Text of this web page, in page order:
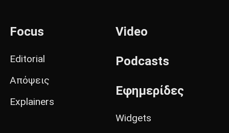
Focus
Editorial
Απόψεις
Explainers
Video
Podcasts
Εφημερίδες
Widgets